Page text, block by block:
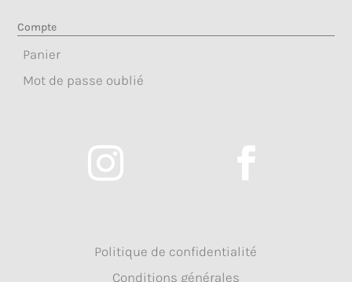
Compte
Panier
Mot de passe oublié
 
Politique de confidentialité
Conditions générales